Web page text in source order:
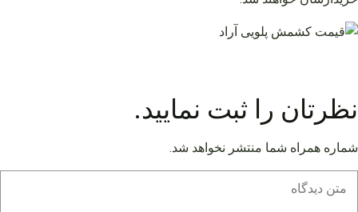
نظرتان را ثبت نمایید.
شماره همراه شما منتشر نخواهد شد.